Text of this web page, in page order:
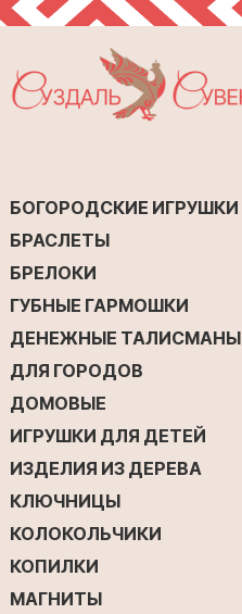
БОГОРОДСКИЕ ИГРУШКИ
БРАСЛЕТЫ
БРЕЛОКИ
ГУБНЫЕ ГАРМОШКИ
ДЕНЕЖНЫЕ ТАЛИСМАНЫ
ДЛЯ ГОРОДОВ
ДОМОВЫЕ
ИГРУШКИ ДЛЯ ДЕТЕЙ
ИЗДЕЛИЯ ИЗ ДЕРЕВА
КЛЮЧНИЦЫ
КОЛОКОЛЬЧИКИ
КОПИЛКИ
МАГНИТЫ